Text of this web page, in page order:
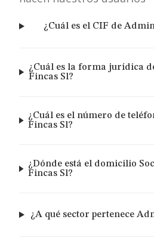
¿Cuál es el CIF de
¿Cuál es la forma jurídica
Fincas Sl?
¿Cuál es el número de
Fincas Sl?
¿Dónde está el domicilio
Fincas Sl?
¿A qué sector pertenece